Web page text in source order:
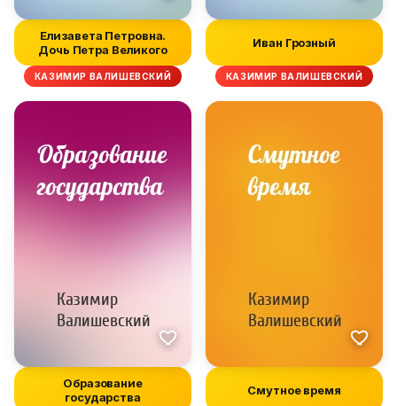
Елизавета Петровна.
Дочь Петра Великого
КАЗИМИР ВАЛИШЕВСКИЙ
Иван Грозный
КАЗИМИР ВАЛИШЕВСКИЙ
Образование
государства
Смутное время